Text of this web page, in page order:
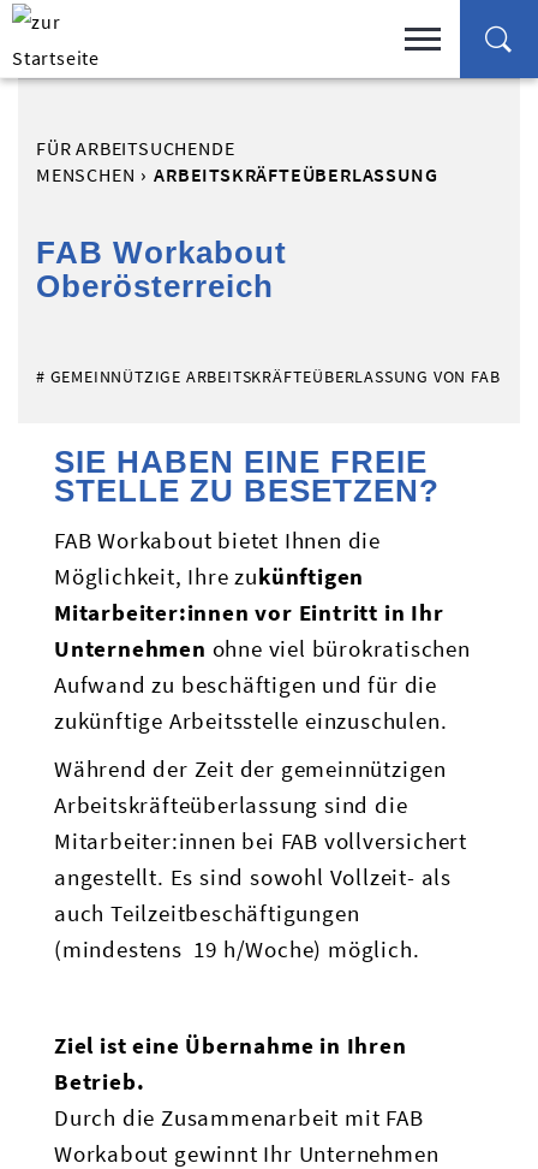
FÜR ARBEITSUCHENDE
MENSCHEN
ARBEITSKRÄFTEÜBERLASSUNG
FAB Workabout
Oberösterreich
# GEMEINNÜTZIGE ARBEITSKRÄFTEÜBERLASSUNG VON FAB
SIE HABEN EINE FREIE
STELLE ZU BESETZEN?
FAB Workabout bietet Ihnen die
Möglichkeit, Ihre zukünftigen
Mitarbeiter:innen vor Eintritt in Ihr
Unternehmen ohne viel bürokratischen
Aufwand zu beschäftigen und für die
zukünftige Arbeitsstelle einzuschulen.
Während der Zeit der gemeinnützigen
Arbeitskräfteüberlassung sind die
Mitarbeiter:innen bei FAB vollversichert
angestellt. Es sind sowohl Vollzeit- als
auch Teilzeitbeschäftigungen
(mindestens 19 h/Woche) möglich.
Ziel ist eine Übernahme in Ihren
Betrieb.
Durch die Zusammenarbeit mit FAB
Workabout gewinnt Ihr Unternehmen